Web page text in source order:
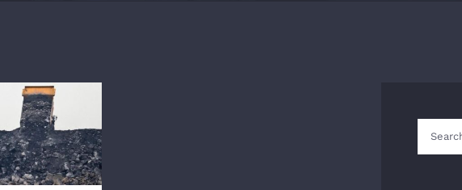
Law,
Batu Bara
Bayar
Search
for: